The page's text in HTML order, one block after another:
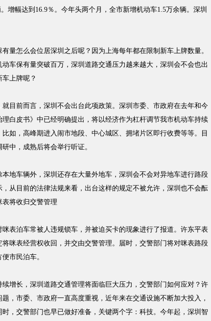
增幅达到16.9％。今年头两个月，全市新增机动车1.5万余辆。深圳
怎么会位居深圳之后呢？因为上海每年都在限制新车上牌数量。
车保有量突破百万，深圳道路交通压力越来越大，深圳会不会也出
上牌呢？
前而言，深圳不会出台此项政策。深圳市委、市政府在去年和今
理白皮书》中已经明确提出，将以经济作为杠杆调节我市机动车持续
如，高峰期进入闹市地段、中心城区、拥堵片区即行收费等等。目
中，成熟后将会举行听证。
车辆外，深圳还存在大量外地车，深圳会不会对异地车进行路段
，从目前的法律法规来看，出台这样的规定不被允许，深圳也不会酝
表将收归交警管理
泊车常被人违规锁车，并被迫买卡的现象进行了报道。许东平表
将咪表经营权收回，并交由交警管理。届时，交警部门将对咪表路段
市民泊车。
长，深圳道路交通管理将面临巨大压力，交警部门如何应对？许
，市委、市政府一直高度重视，近年来在交通设施不断加大投入，
，交警部门也早已做好准备，关键两个字：科技。今年起，深圳智